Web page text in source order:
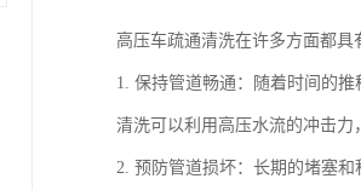
高压车疏通清洗在许多方面都具
1. 保持管道畅通：随着时间的
清洗可以利用高压水流的冲击力
2. 预防管道损坏：长期的堵塞